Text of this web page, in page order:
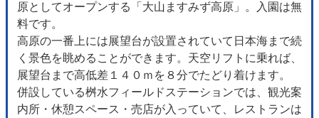
原としてオープンする「大山ますみず高原」。入園は無
料です。
高原の一番上には展望台が設置されていて日本海まで続
く景色を眺めることができます。天空リフトに乗れば、
展望台まで高低差１４０ｍを８分でたどり着けます。
併設している桝水フィールドステーションでは、観光案
内所・休憩スペース・売店が入っていて、レストランは